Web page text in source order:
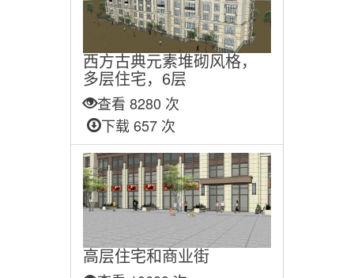
西方古典元素堆砌风格，
多层住宅，6层
查看 8280 次
下载 657 次
高层住宅和商业街